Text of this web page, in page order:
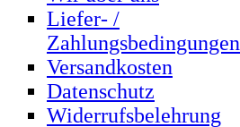
Liefer- /
Zahlungsbedingungen
Versandkosten
Datenschutz
Widerrufsbelehrung